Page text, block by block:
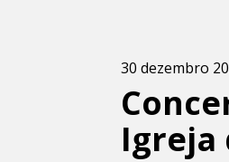
30 dezembro
Igreja